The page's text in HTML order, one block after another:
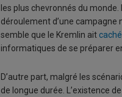
les plus chevronnés du
déroulement d’une campagne
semble que le Kremlin ait
informatiques de se préparer
D’autre part, malgré les
de longue durée. L’existence